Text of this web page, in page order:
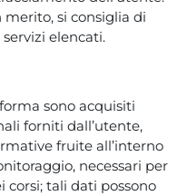
si consiglia di
elencati.
sono acquisiti
forniti dall’utente,
fruite all’interno
necessari per
tali dati possono